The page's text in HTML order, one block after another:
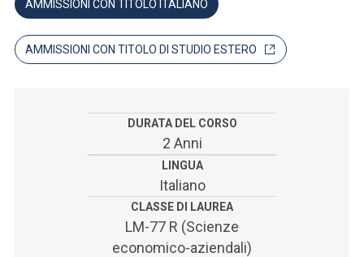
SEI UN DOCENTE O UN MEMBRO DELLO STAFF
AMMISSIONI CON TITOLO ITALIANO
AMMISSIONI CON TITOLO DI STUDIO ESTERO
DURATA DEL CORSO
2 Anni
LINGUA
Italiano
CLASSE DI LAUREA
LM-77 R (Scienze
economico-aziendali)